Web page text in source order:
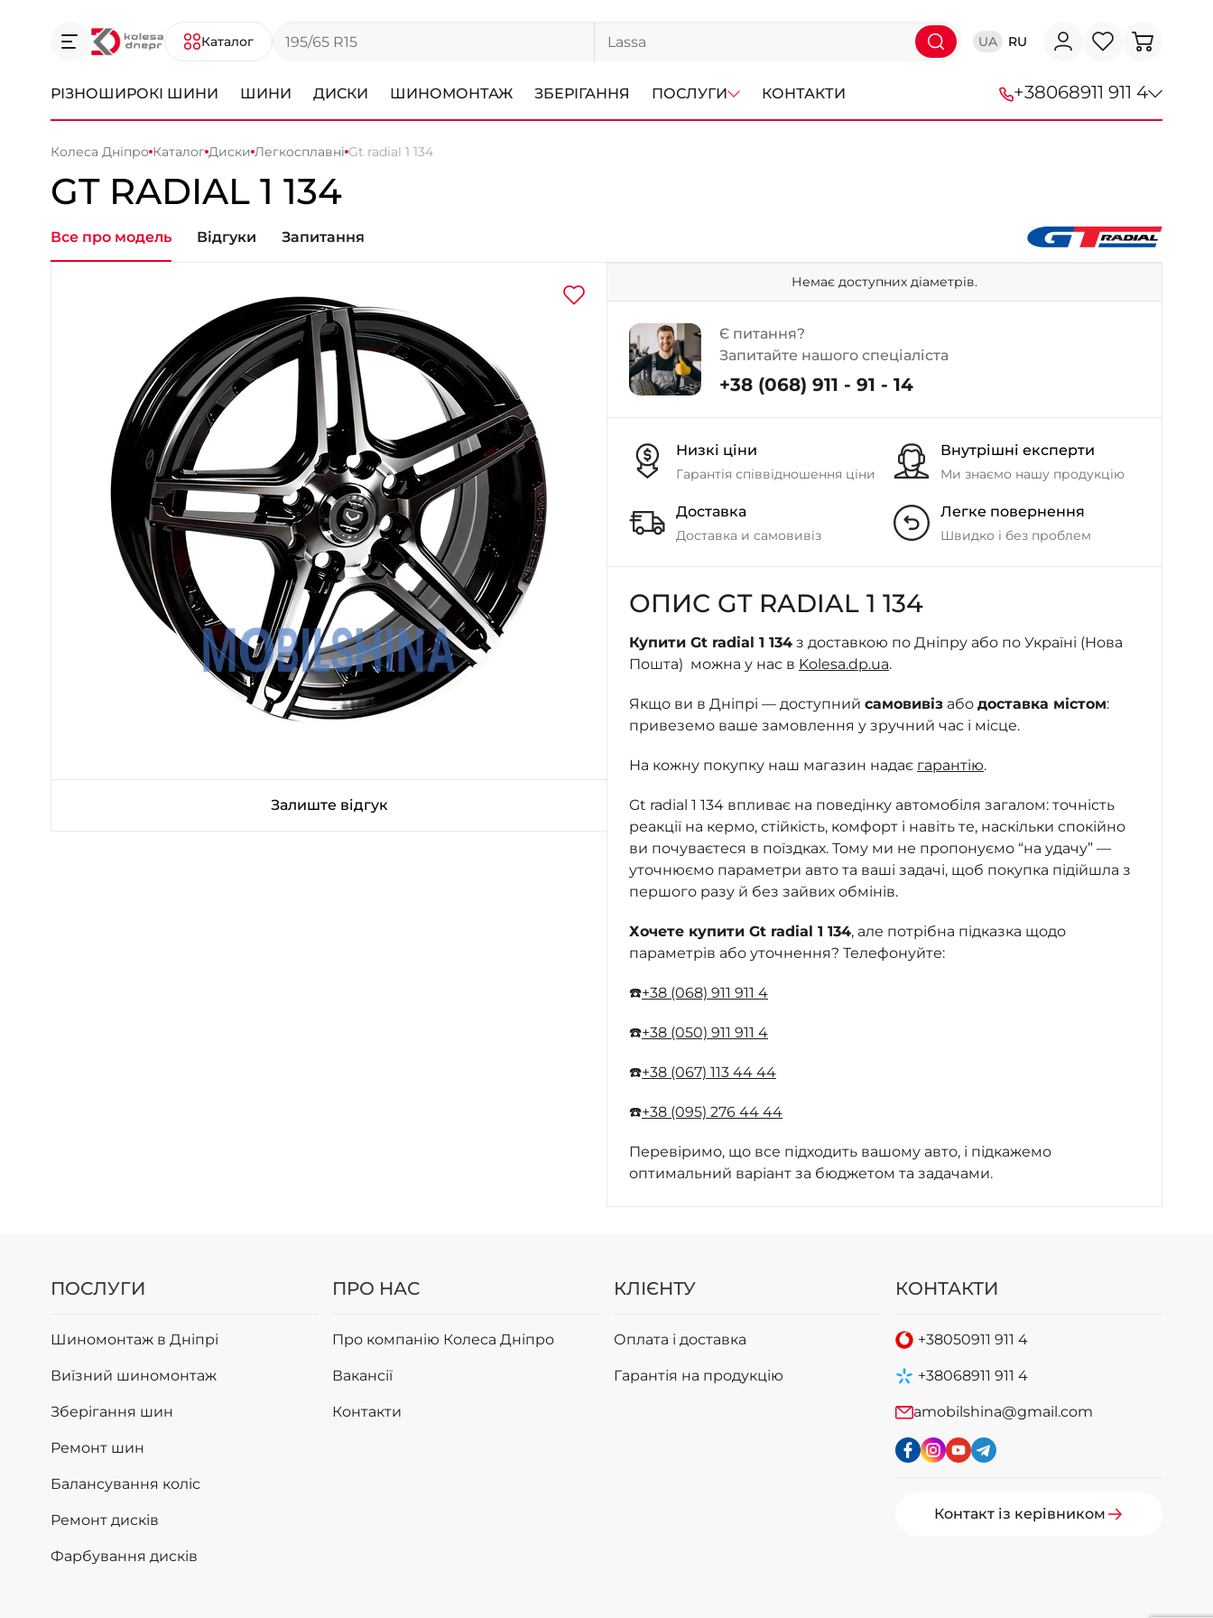
Каталог UA RU
РІЗНОШИРОКІ ШИНИ ШИНИ ДИСКИ ШИНОМОНТАЖ ЗБЕРІГАННЯ ПОСЛУГИ КОНТАКТИ +38068911 911 4
+38 (095) 276-44-44
- Донецьке шосе
+38 (050)-911-911-2
- Щепкіна
Колеса Дніпро Каталог Диски Легкосплавні Gt radial 1 134
GT RADIAL 1 134
Все про модель Відгуки Запитання
Залиште відгук
Немає доступних діаметрів.
Є питання?
Запитайте нашого спеціаліста
+38 (068) 911 - 91 - 14
Низкі ціни
Гарантія співвідношення ціни
Внутрішні експерти
Ми знаємо нашу продукцію
Доставка
Доставка и самовивіз
Легке повернення
Швидко і без проблем
ОПИС GT RADIAL 1 134
Купити Gt radial 1 134 з доставкою по Дніпру або по Україні (Нова
Пошта) можна у нас в Kolesa.dp.ua.
Якщо ви в Дніпрі — доступний самовивіз або доставка містом:
привеземо ваше замовлення у зручний час і місце.
На кожну покупку наш магазин надає гарантію.
Gt radial 1 134 впливає на поведінку автомобіля загалом: точність
реакції на кермо, стійкість, комфорт і навіть те, наскільки спокійно
ви почуваєтеся в поїздках. Тому ми не пропонуємо “на удачу” —
уточнюємо параметри авто та ваші задачі, щоб покупка підійшла з
першого разу й без зайвих обмінів.
Хочете купити Gt radial 1 134, але потрібна підказка щодо
параметрів або уточнення? Телефонуйте:
☎️+38 (068) 911 911 4
☎️+38 (050) 911 911 4
☎️+38 (067) 113 44 44
☎️+38 (095) 276 44 44
Перевіримо, що все підходить вашому авто, і підкажемо
оптимальний варіант за бюджетом та задачами.
ПОСЛУГИ
Шиномонтаж в Дніпрі
Виїзний шиномонтаж
Зберігання шин
Ремонт шин
Балансування коліс
Ремонт дисків
Фарбування дисків
ПРО НАС
Про компанію Колеса Дніпро
Вакансії
Контакти
КЛІЄНТУ
Оплата і доставка
Гарантія на продукцію
КОНТАКТИ
+38050911 911 4
+38068911 911 4
amobilshina@gmail.com
Контакт із керівником